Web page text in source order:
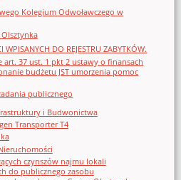
Kolegium Odwoławczego w
WPISANYCH DO REJESTRU ZABYTKÓW.
37 ust. 1 pkt 2 ustawy o finansach
budżetu JST umorzenia pomoc
publicznego
i Budwonictwa
Transporter T4
czynszów najmu lokali
do publicznego zasobu